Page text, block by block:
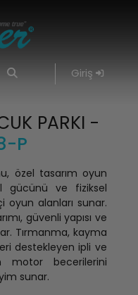
Giriş
PARKI -
P
özel tasarım oyun
gücünü ve fiziksel
oyun alanları sunar.
güvenli yapısı ve
Tırmanma, kayma
destekleyen ipli ve
motor becerilerini
sunar.